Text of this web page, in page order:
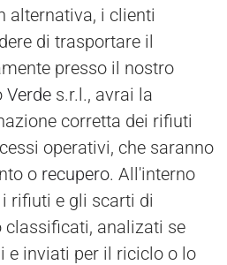
alternativa, i clienti
di trasportare il
presso il nostro
Verde s.r.l., avrai la
corretta dei rifiuti
operativi, che saranno
o recupero. All'interno
rifiuti e gli scarti di
classificati, analizati se
e inviati per il riciclo o lo